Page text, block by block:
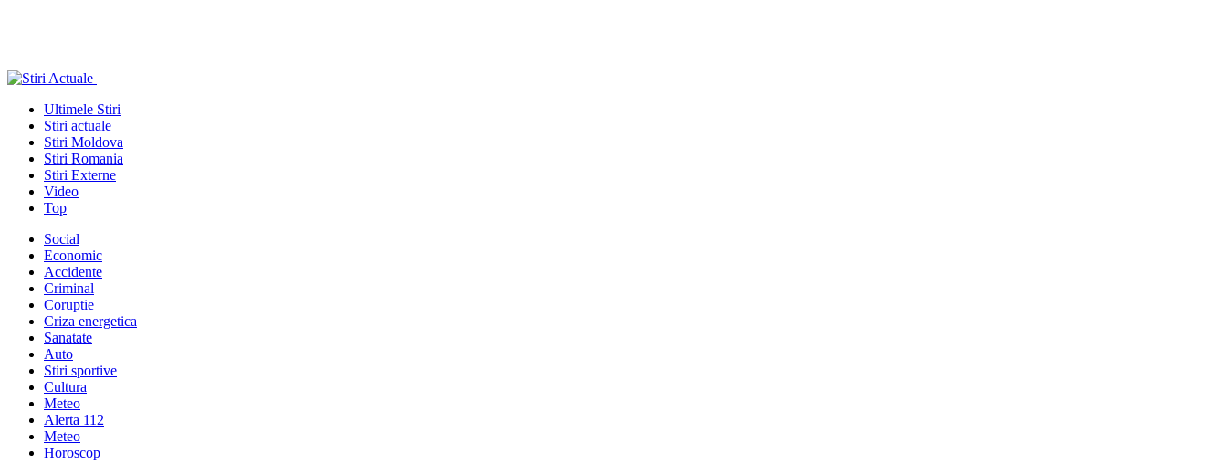
Ultimele Stiri
Stiri actuale
Stiri Moldova
Stiri Romania
Stiri Externe
Video
Top
Social
Economic
Accidente
Criminal
Coruptie
Criza energetica
Sanatate
Auto
Stiri sportive
Cultura
Meteo
Alerta 112
Meteo
Horoscop